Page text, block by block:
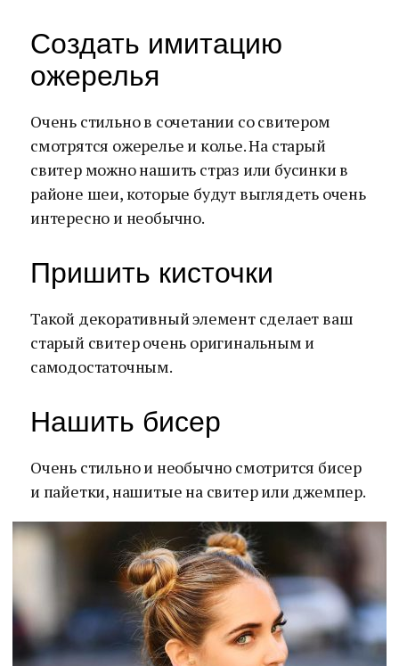
Создать имитацию
ожерелья
Очень стильно в сочетании со свитером
смотрятся ожерелье и колье. На старый
свитер можно нашить страз или бусинки в
районе шеи, которые будут выглядеть очень
интересно и необычно.
Пришить кисточки
Такой декоративный элемент сделает ваш
старый свитер очень оригинальным и
самодостаточным.
Нашить бисер
Очень стильно и необычно смотрится бисер
и пайетки, нашитые на свитер или джемпер.